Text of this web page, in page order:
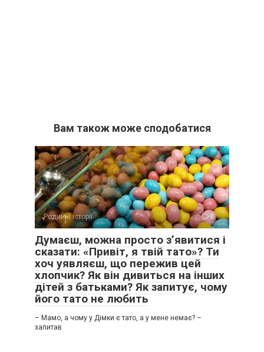
Вам також може сподобатися
Родинні історії 0
Думаєш, можна просто з’явитися і
сказати: «Привіт, я твій тато»? Ти
хоч уявляєш, що пережив цей
хлопчик? Як він дивиться на інших
дітей з батьками? Як запитує, чому
його тато не любить
– Мамо, а чому у Дімки є тато, а у мене немає? –
запитав